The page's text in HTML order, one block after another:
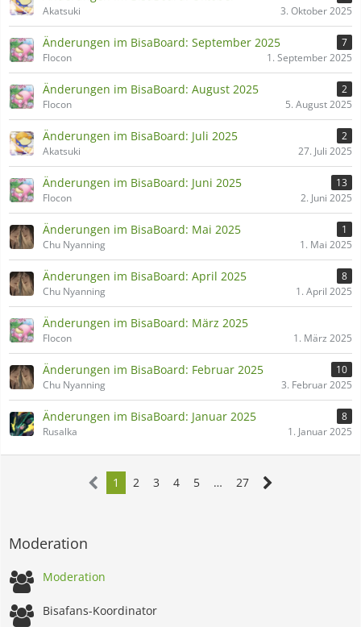
Akatsuki
3. Oktober 2025
Änderungen im BisaBoard: September 2025
7
Flocon
1. September 2025
Änderungen im BisaBoard: August 2025
2
Flocon
5. August 2025
Änderungen im BisaBoard: Juli 2025
2
Akatsuki
27. Juli 2025
Änderungen im BisaBoard: Juni 2025
13
Flocon
2. Juni 2025
Änderungen im BisaBoard: Mai 2025
1
Chu Nyanning
1. Mai 2025
Änderungen im BisaBoard: April 2025
8
Chu Nyanning
1. April 2025
Änderungen im BisaBoard: März 2025
Flocon 1. März 2025
Änderungen im BisaBoard: Februar 2025
10
Chu Nyanning
3. Februar 2025
Änderungen im BisaBoard: Januar 2025
8
Rusalka
1. Januar 2025
1 2 3 4 5 … 27
Moderation
Moderation
Bisafans-Koordinator